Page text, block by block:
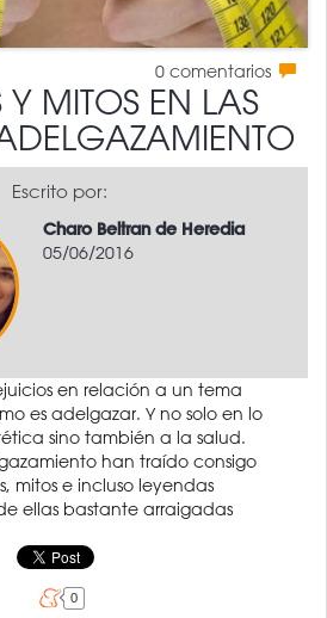
0 comentarios
Y MITOS EN LAS
Escrito por:
Charo Beltran de Heredia
05/06/2016
en relación a un tema
es adelgazar. Y no solo en lo
sino también a la salud.
han traído consigo
mitos e incluso leyendas
ellas bastante arraigadas